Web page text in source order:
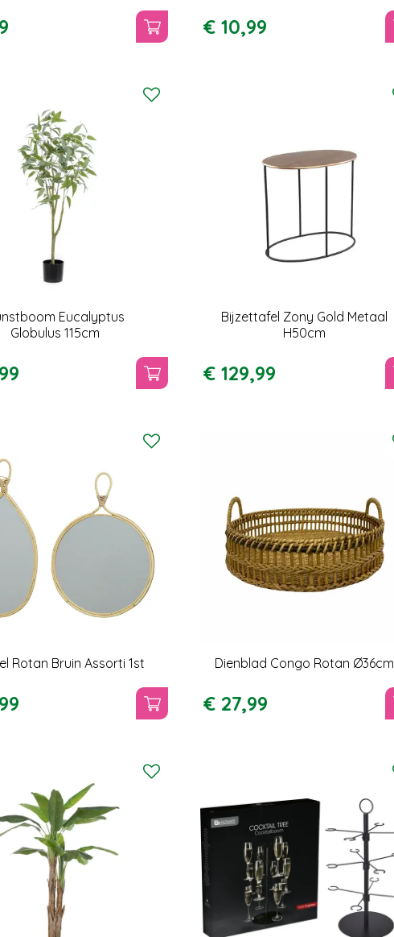
€ 10,99
Eucalyptus
Globulus 115cm
99
Bijzettafel Zony Gold Metaal
H50cm
€ 129,99
Rotan Bruin Assorti 1st
99
Dienblad Congo Rotan Ø36cm
€ 27,99